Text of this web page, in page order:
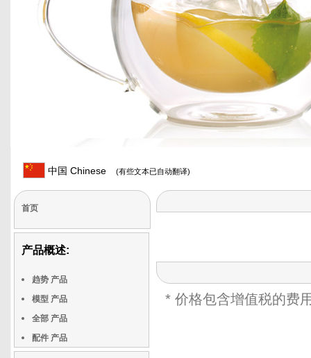
中国 Chinese (有些文本已自动翻译)
首页
产品概述:
趋势 产品
模型 产品
全部 产品
配件 产品
* 价格包含增值税的费